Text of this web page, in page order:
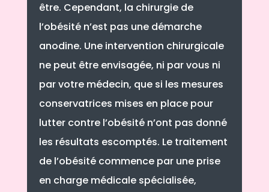
être. Cependant, la chirurgie de
l’obésité n’est pas une démarche
anodine. Une intervention chirurgicale
ne peut être envisagée, ni par vous ni
par votre médecin, que si les mesures
conservatrices mises en place pour
lutter contre l’obésité n’ont pas donné
les résultats escomptés. Le traitement
de l’obésité commence par une prise
en charge médicale spécialisée,